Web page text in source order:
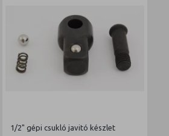
1/2" gépi csukló javitó készlet